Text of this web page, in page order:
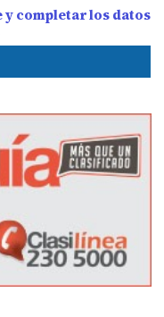
completar los datos